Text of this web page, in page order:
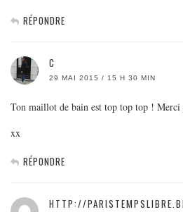
RÉPONDRE
C
29 MAI 2015 / 15 H 30 MIN
Ton maillot de bain est top top top ! Merci
xx
RÉPONDRE
HTTP://